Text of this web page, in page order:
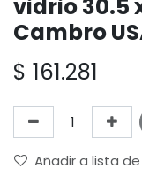
vidrio 30.5
Cambro
$ 161.281
Añadir a lista